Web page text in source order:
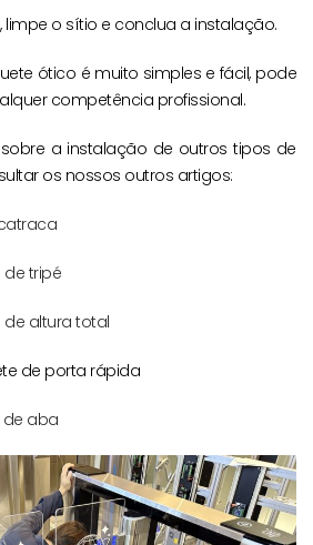
limpe o sítio e conclua a instalação.
ótico é muito simples e fácil, pode
competência profissional.
a instalação de outros tipos de
os nossos outros artigos:
tripé
altura total
de porta rápida
de aba